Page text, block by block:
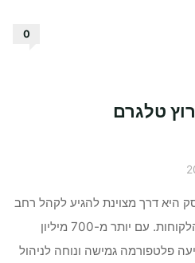
0
טלגרם
היא דרך מצוינת להגיע לקהל רחב
וממוקד, ולחזק את הקשר עם הלקוחות. עם יותר מ-700 מיליון
פלטפורמה גמישה ונוחה לניהול